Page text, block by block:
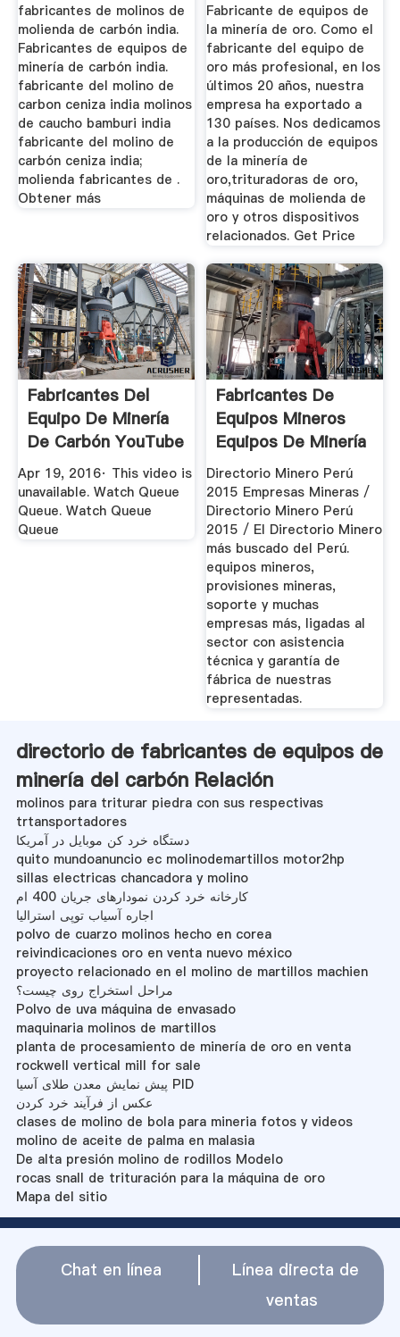
fabricantes de molinos de
molienda de carbón india.
Fabricantes de equipos de
minería de carbón india.
fabricante del molino de
carbon ceniza india molinos
de caucho bamburi india
fabricante del molino de
carbón ceniza india;
molienda fabricantes de .
Obtener más
Fabricante de equipos de
la minería de oro. Como el
fabricante del equipo de
oro más profesional, en los
últimos 20 años, nuestra
empresa ha exportado a
130 países. Nos dedicamos
a la producción de equipos
de la minería de
oro,trituradoras de oro,
máquinas de molienda de
oro y otros dispositivos
relacionados. Get Price
Fabricantes Del
Equipo De Minería
De Carbón YouTube
Apr 19, 2016· This video is
unavailable. Watch Queue
Queue. Watch Queue
Queue
Fabricantes De
Equipos Mineros
Equipos De Minería
Directorio Minero Perú
2015 Empresas Mineras /
Directorio Minero Perú
2015 / El Directorio Minero
más buscado del Perú.
equipos mineros,
provisiones mineras,
soporte y muchas
empresas más, ligadas al
sector con asistencia
técnica y garantía de
fábrica de nuestras
representadas.
directorio de fabricantes de equipos de
minería del carbón Relación
molinos para triturar piedra con sus respectivas
trtansportadores
دستگاه خرد کن موبایل در آمریکا
quito mundoanuncio ec molinodemartillos motor2hp
sillas electricas chancadora y molino
کارخانه خرد کردن نمودارهای جریان 400 ام
اجاره آسیاب توپی استرالیا
polvo de cuarzo molinos hecho en corea
reivindicaciones oro en venta nuevo méxico
proyecto relacionado en el molino de martillos machien
مراحل استخراج روی چیست؟
Polvo de uva máquina de envasado
maquinaria molinos de martillos
planta de procesamiento de minería de oro en venta
rockwell vertical mill for sale
پیش نمایش معدن طلای آسیا PID
عکس از فرآیند خرد کردن
clases de molino de bola para mineria fotos y videos
molino de aceite de palma en malasia
De alta presión molino de rodillos Modelo
rocas snall de trituración para la máquina de oro
Mapa del sitio
Chat en línea
Línea directa de
ventas